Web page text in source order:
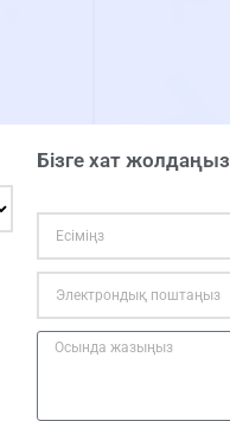
Бізге хат жолдаңыз